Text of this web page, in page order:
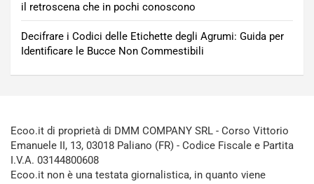
il retroscena che in pochi conoscono
Decifrare i Codici delle Etichette degli Agrumi: Guida per
Identificare le Bucce Non Commestibili
Ecoo.it di proprietà di DMM COMPANY SRL - Corso Vittorio
Emanuele II, 13, 03018 Paliano (FR) - Codice Fiscale e Partita
I.V.A. 03144800608
Ecoo.it non è una testata giornalistica, in quanto viene